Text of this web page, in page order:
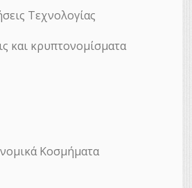
Τεχνολογίας
και κρυπτονομίσματα
Κοσμήματα